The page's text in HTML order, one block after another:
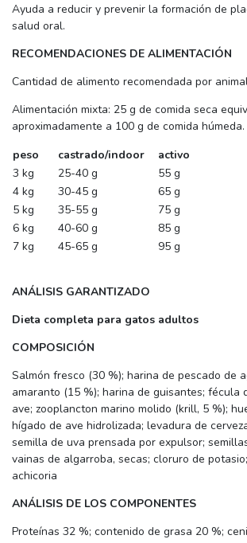
Ayuda a reducir y prevenir la formación de
salud oral.
RECOMENDACIONES DE ALIMENTACIÓN
Cantidad de alimento recomendada por
Alimentación mixta: 25 g de comida seca
aproximadamente a 100 g de comida húmeda.
peso
castrado/indoor
activo
3 kg
25-40 g
55 g
4 kg
30-45 g
65 g
5 kg
35-55 g
75 g
6 kg
40-60 g
85 g
7 kg
45-65 g 95 g
ANÁLISIS GARANTIZADO
Dieta completa para gatos adultos
COMPOSICIÓN
Salmón fresco (30 %); harina de pescado de
amaranto (15 %); harina de guisantes; fécula
ave; zooplancton marino molido (krill, 5 %);
hígado de ave hidrolizada; levadura de
semilla de uva prensada por expulsor;
vainas de algarroba, secas; cloruro de
achicoria
ANÁLISIS DE LOS COMPONENTES
Proteínas 32 %; contenido de grasa 20 %;